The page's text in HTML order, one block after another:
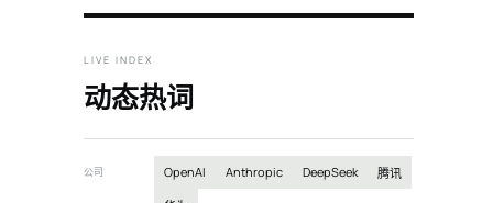
LIVE INDEX
动态热词
公司 OpenAI Anthropic DeepSeek
腾讯